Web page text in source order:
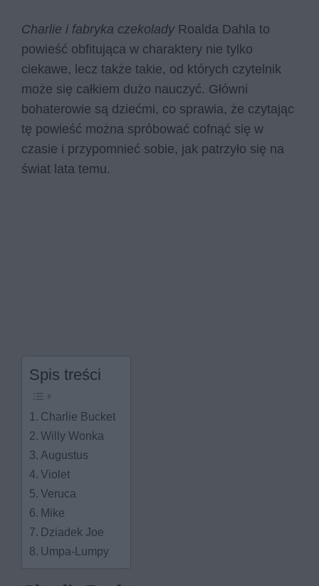
Charlie i fabryka czekolady Roalda Dahla to
powieść obfitująca w charaktery nie tylko
ciekawe, lecz także takie, od których czytelnik
może się całkiem dużo nauczyć. Główni
bohaterowie są dziećmi, co sprawia, że czytając
tę powieść można spróbować cofnąć się w
czasie i przypomnieć sobie, jak patrzyło się na
świat lata temu.
Spis treści
Charlie Bucket
Willy Wonka
Augustus
Violet
Veruca
Mike
Dziadek Joe
Umpa-Lumpy